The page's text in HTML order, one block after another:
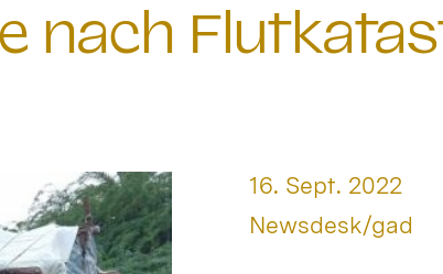
nach
Datum:
16. Sept. 2022
Von:
Newsdesk/gad